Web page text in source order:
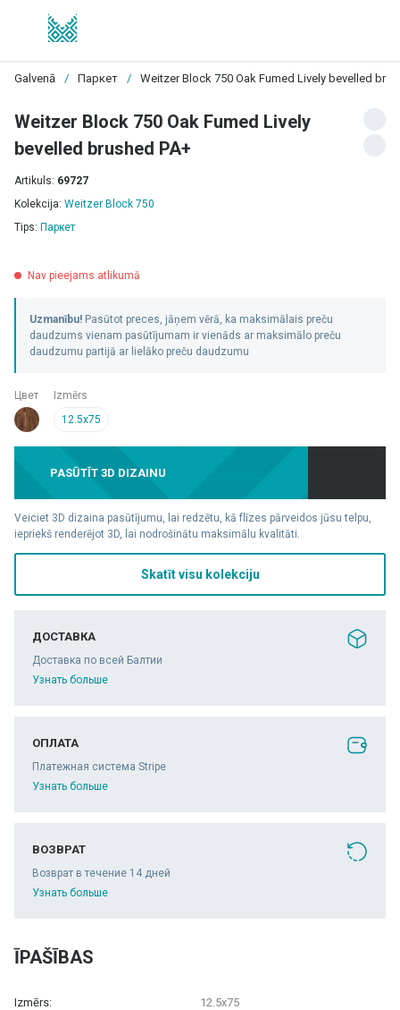
Galvenā / Паркет / Weitzer Block 750 Oak Fumed Lively bevelled
Weitzer Block 750 Oak Fumed Lively
bevelled brushed PA+
Artikuls: 69727
Kolekcija: Weitzer Block 750
Tips: Паркет
Nav pieejams atlikumā
Uzmanību! Pasūtot preces, jāņem vērā, ka maksimālais preču
daudzums vienam pasūtījumam ir vienāds ar maksimālo preču
daudzumu partijā ar lielāko preču daudzumu
Цвет
Izmērs
12.5x75
PASŪTĪT 3D DIZAINU
Veiciet 3D dizaina pasūtījumu, lai redzētu, kā flīzes pārveidos jūsu telpu,
iepriekš renderējot 3D, lai nodrošinātu maksimālu kvalitāti.
Skatīt visu kolekciju
ДОСТАВКА
Доставка по всей Балтии
Узнать больше
ОПЛАТА
Платежная система Stripe
Узнать больше
ВОЗВРАТ
Возврат в течение 14 дней
Узнать больше
ĪPAŠĪBAS
Izmērs: 12.5x75